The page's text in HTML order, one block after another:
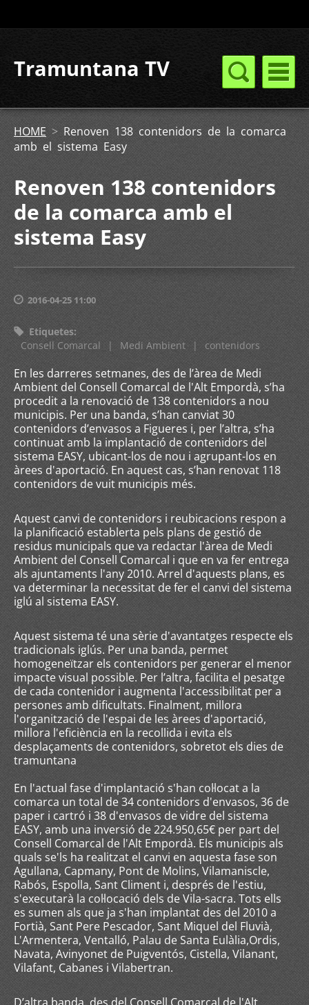
Tramuntana TV
HOME > Renoven 138 contenidors de la comarca
amb el sistema Easy
Renoven 138 contenidors
de la comarca amb el
sistema Easy
2016-04-25 11:00
Etiquetes:
Consell Comarcal
| Medi Ambient | contenidors
En les darreres setmanes, des de l’àrea de Medi
Ambient del Consell Comarcal de l'Alt Empordà, s’ha
procedit a la renovació de 138 contenidors a nou
municipis. Per una banda, s’han canviat 30
contenidors d’envasos a Figueres i, per l’altra, s’ha
continuat amb la implantació de contenidors del
sistema EASY, ubicant-los de nou i agrupant-los en
àrees d'aportació. En aquest cas, s’han renovat 118
contenidors de vuit municipis més.
Aquest canvi de contenidors i reubicacions respon a
la planificació establerta pels plans de gestió de
residus municipals que va redactar l'àrea de Medi
Ambient del Consell Comarcal i que en va fer entrega
als ajuntaments l'any 2010. Arrel d'aquests plans, es
va determinar la necessitat de fer el canvi del sistema
iglú al sistema EASY.
Aquest sistema té una sèrie d'avantatges respecte els
tradicionals iglús. Per una banda, permet
homogeneïtzar els contenidors per generar el menor
impacte visual possible. Per l’altra, facilita el pesatge
de cada contenidor i augmenta l'accessibilitat per a
persones amb dificultats. Finalment, millora
l'organització de l'espai de les àrees d'aportació,
millora l'eficiència en la recollida i evita els
desplaçaments de contenidors, sobretot els dies de
tramuntana
En l'actual fase d'implantació s'han col·locat a la
comarca un total de 34 contenidors d'envasos, 36 de
paper i cartró i 38 d'envasos de vidre del sistema
EASY, amb una inversió de 224.950,65€ per part del
Consell Comarcal de l'Alt Empordà. Els municipis als
quals se'ls ha realitzat el canvi en aquesta fase son
Agullana, Capmany, Pont de Molins, Vilamaniscle,
Rabós, Espolla, Sant Climent i, després de l'estiu,
s'executarà la col·locació dels de Vila-sacra. Tots ells
es sumen als que ja s'han implantat des del 2010 a
Fortià, Sant Pere Pescador, Sant Miquel del Fluvià,
L'Armentera, Ventalló, Palau de Santa Eulàlia,Ordis,
Navata, Avinyonet de Puigventós, Cistella, Vilanant,
Vilafant, Cabanes i Vilabertran.